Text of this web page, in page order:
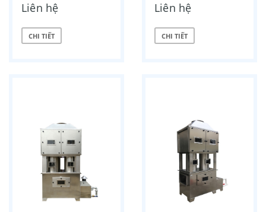
Liên hệ
CHI TIẾT
Liên hệ
CHI TIẾT